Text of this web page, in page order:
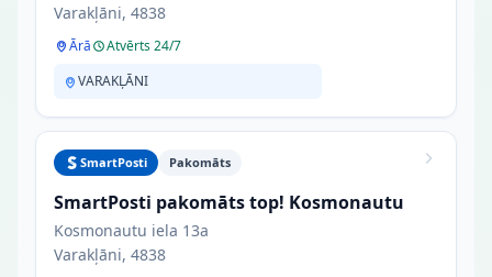
Varakļāni, 4838
Ārā
Atvērts 24/7
VARAKĻĀNI
SmartPosti Pakomāts
SmartPosti pakomāts top! Kosmonautu
Kosmonautu iela 13a
Varakļāni, 4838